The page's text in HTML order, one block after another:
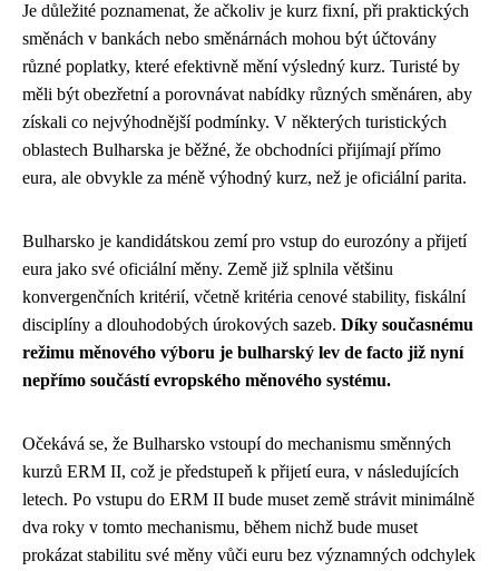
Je důležité poznamenat, že ačkoliv je kurz fixní, při praktických
směnách v bankách nebo směnárnách mohou být účtovány
různé poplatky, které efektivně mění výsledný kurz. Turisté by
měli být obezřetní a porovnávat nabídky různých směnáren, aby
získali co nejvýhodnější podmínky. V některých turistických
oblastech Bulharska je běžné, že obchodníci přijímají přímo
eura, ale obvykle za méně výhodný kurz, než je oficiální parita.
Bulharsko je kandidátskou zemí pro vstup do eurozóny a přijetí
eura jako své oficiální měny. Země již splnila většinu
konvergenčních kritérií, včetně kritéria cenové stability, fiskální
disciplíny a dlouhodobých úrokových sazeb. Díky současnému
režimu měnového výboru je bulharský lev de facto již nyní
nepřímo součástí evropského měnového systému.
Očekává se, že Bulharsko vstoupí do mechanismu směnných
kurzů ERM II, což je předstupeň k přijetí eura, v následujících
letech. Po vstupu do ERM II bude muset země strávit minimálně
dva roky v tomto mechanismu, během nichž bude muset
prokázat stabilitu své měny vůči euru bez významných odchylek